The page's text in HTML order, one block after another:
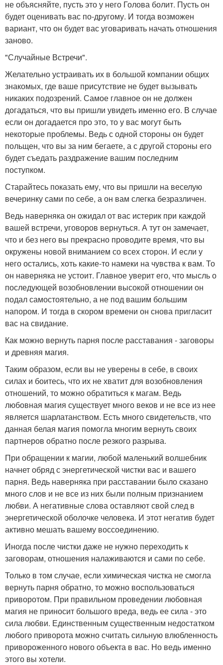
не объясняйте, пусть это у него Голова болит. Пусть он
будет оценивать вас по-другому. И тогда возможен
вариант, что он будет вас уговаривать начать отношения
заново.
"Случайные Встречи".
Желательно устраивать их в большой компании общих
знакомых, где ваше присутствие не будет вызывать
никаких подозрений. Самое главное он не должен
догадаться, что вы пришли увидеть именно его. В случае
если он догадается про это, то у вас могут быть
некоторые проблемы. Ведь с одной стороны он будет
польщен, что вы за ним бегаете, а с другой стороны его
будет съедать раздражение вашим последним
поступком.
Старайтесь показать ему, что вы пришли на веселую
вечеринку сами по себе, а он вам слегка безразличен.
Ведь наверняка он ожидал от вас истерик при каждой
вашей встречи, уговоров вернуться. А тут он замечает,
что и без него вы прекрасно проводите время, что вы
окружены новой вниманием со всех сторон. И если у
него остались, хоть какие-то намеки на чувства к вам. То
он наверняка не устоит. Главное уверит его, что мысль о
последующей возобновлении высокой отношении он
подал самостоятельно, а не под вашим большим
напором. И тогда в скором времени он снова пригласит
вас на свидание.
Как можно вернуть парня после расставания - заговоры
и древняя магия.
Таким образом, если вы не уверены в себе, в своих
силах и боитесь, что их не хватит для возобновления
отношений, то можно обратиться к магам. Ведь
любовная магия существует много веков и не все из нее
является шарлатанством. Есть много свидетельств, что
данная белая магия помогла многим вернуть своих
партнеров обратно после резкого разрыва.
При обращении к магии, любой маленький волшебник
начнет обряд с энергетической чистки вас и вашего
парня. Ведь наверняка при расставании было сказано
много слов и не все из них были полным признанием
любви. А негативные слова оставляют свой след в
энергетической оболочке человека. И этот негатив будет
активно мешать вашему воссоединению.
Иногда после чистки даже не нужно переходить к
заговорам, отношения налаживаются и сами по себе.
Только в том случае, если химическая чистка не смогла
вернуть парня обратно, то можно воспользоваться
приворотом. При правильном проведении любовная
магия не приносит большого вреда, ведь ее сила - это
сила любви. Единственным существенным недостатком
любого приворота можно считать сильную влюбленность
привороженного нового объекта в вас. Но ведь именно
этого вы хотели.